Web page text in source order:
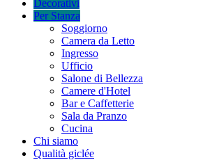
Decorativi
Per Stanza
Soggiorno
Camera da Letto
Ingresso
Ufficio
Salone di Bellezza
Camere d'Hotel
Bar e Caffetterie
Sala da Pranzo
Cucina
Chi siamo
Qualità giclée